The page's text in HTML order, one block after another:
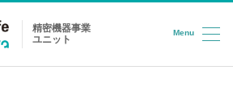
精密機器事業
ユニット
Menu